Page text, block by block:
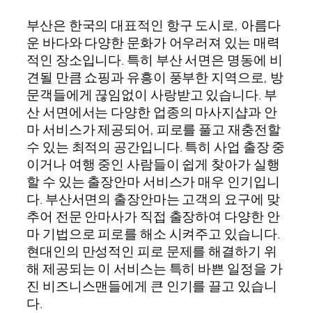
부산은 한국의 대표적인 항구 도시로, 아름다
운 바다와 다양한 문화가 어우러져 있는 매력
적인 장소입니다. 특히 부산 서면은 명동에 비
견될 만큼 쇼핑과 유흥이 풍부한 지역으로, 방
문객들에게 끊임없이 사랑받고 있습니다. 부
산 서면에서는 다양한 업종의 마사지샵과 안
마 서비스가 제공되어, 피로를 풀고 재충전할
수 있는 최적의 공간입니다. 특히 사업 출장 중
이거나 여행 중인 사람들이 쉽게 찾아가 실행
할 수 있는 출장안마 서비스가 매우 인기입니
다. 부산서면의 출장안마는 고객의 요구에 맞
추어 전문 안마사가 직접 출장하여 다양한 안
마 기법으로 피로를 해소 시켜주고 있습니다.
현대인의 만성적인 피로 문제를 해결하기 위
해 제공되는 이 서비스는 특히 바쁜 일정을 가
진 비즈니스맨들에게 큰 인기를 끌고 있습니
다.